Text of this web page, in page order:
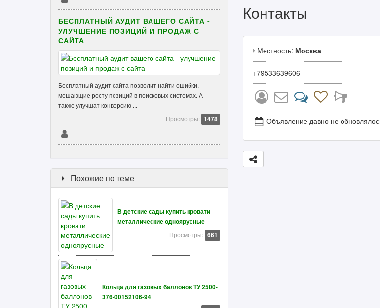
Контакты
Местность: Москва
+79533639606
Объявление давно не
БЕСПЛАТНЫЙ АУДИТ ВАШЕГО САЙТА -
УЛУЧШЕНИЕ ПОЗИЦИЙ И ПРОДАЖ С
САЙТА
Бесплатный аудит сайта позволит найти ошибки,
мешающие росту позиций в поисковых системах. А
также улучшат конверсию ...
Просмотры: 1478
Похожие по теме
В детские сады купить кровати
металлические одноярусные
Просмотры: 661
Кольца для газовых баллонов ТУ 2500-
376-00152106-94